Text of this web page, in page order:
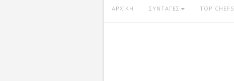
ΑΡΧΙΚΗ ΣΥΝΤΑΓΕΣ TOP CHEFS